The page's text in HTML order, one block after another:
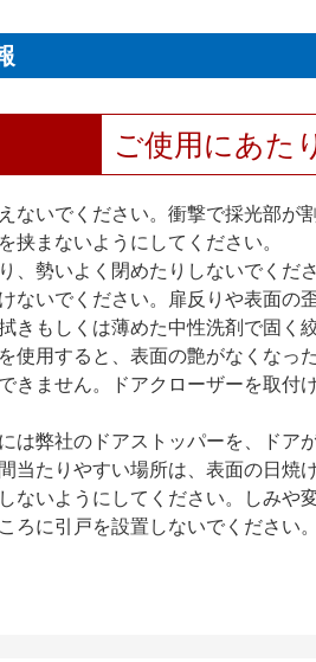
ご使用にあた
いでください。衝撃で採光部が
まないようにしてください。
勢いよく閉めたりしないでくださ
いでください。扉反りや表面の
もしくは薄めた中性洗剤で固く
使用すると、表面の艶がなくなっ
きません。ドアクローザーを取
は弊社のドアストッパーを、ドア
当たりやすい場所は、表面の日焼
いようにしてください。しみや
ろに引戸を設置しないでください